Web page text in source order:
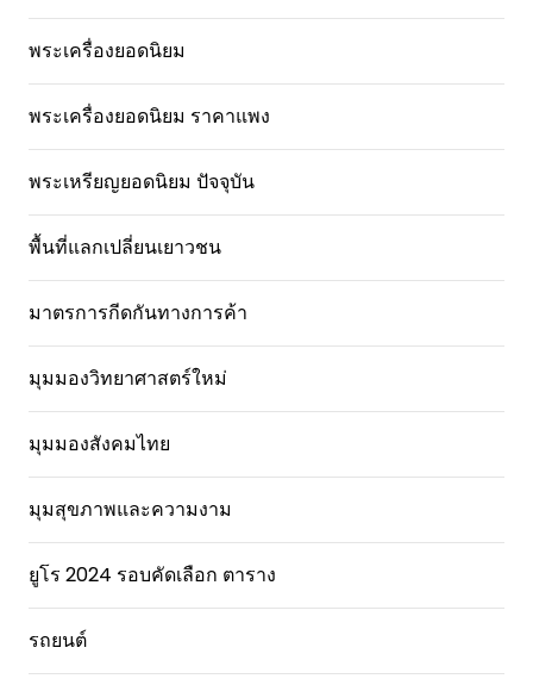
พระเครื่องยอดนิยม
พระเครื่องยอดนิยม ราคาแพง
พระเหรียญยอดนิยม ปัจจุบัน
พื้นที่แลกเปลี่ยนเยาวชน
มาตรการกีดกันทางการค้า
มุมมองวิทยาศาสตร์ใหม่
มุมมองสังคมไทย
มุมสุขภาพและความงาม
ยูโร 2024 รอบคัดเลือก ตาราง
รถยนต์